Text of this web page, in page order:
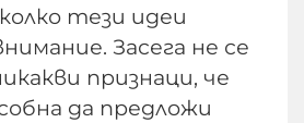
тези идеи
Засега не се
признаци, че
да предложи